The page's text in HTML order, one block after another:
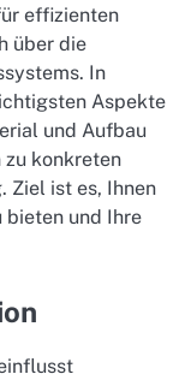
effizienten
über die
In
Aspekte
und Aufbau
zu konkreten
Ziel ist es, Ihnen
bieten und Ihre